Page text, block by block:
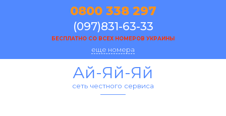
0800 338 297
(097)831-63-33
БЕСПЛАТНО СО ВСЕХ НОМЕРОВ УКРАИНЫ
еще номера
Ай-Яй-Яй
сеть честного сервиса